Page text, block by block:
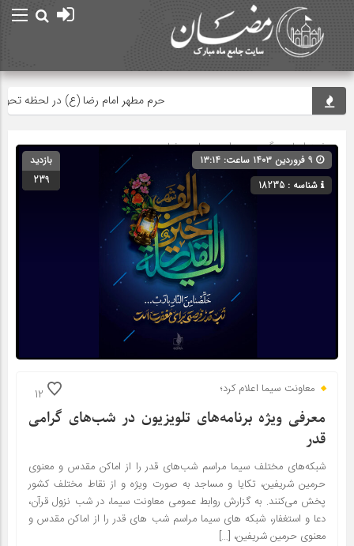
حرم مطهر امام رضا (ع) در لحظه تحویل سال
صفحه اصلی» گروه »صدا و سیما و رمضان
شناسه : 18235
بازدید
239
12 معاونت سیما اعلام کرد؛
معرفی ویژه برنامه‌های تلویزیون در شب‌های گرامی
قدر
شبکه‌های مختلف سیما مراسم شب‌های قدر را از اماکن مقدس و معنوی
حرمین شریفین، تکایا و مساجد به صورت ویژه و از نقاط مختلف کشور
پخش می‌کنند. به گزارش روابط عمومی معاونت سیما، در شب نزول قرآن،
دعا و استغفار، شبکه های سیما مراسم شب های قدر را از اماکن مقدس و
معنوی حرمین شریفین، […]